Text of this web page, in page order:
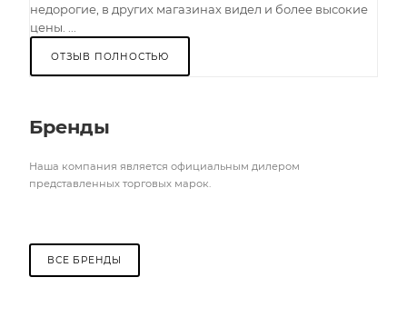
недорогие, в других магазинах видел и более высокие
цены. ...
ОТЗЫВ ПОЛНОСТЬЮ
Бренды
Наша компания является официальным дилером
представленных торговых марок.
ВСЕ БРЕНДЫ